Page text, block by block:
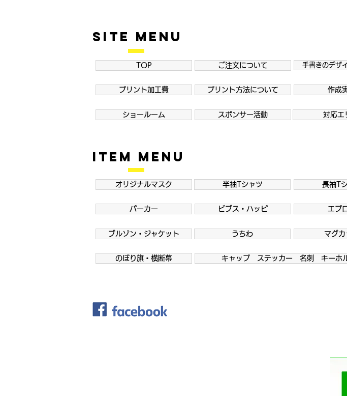
SITE MENU
TOP ご注文について 手書きのデザ
プリント加工費 プリント方法について 作成
ショールーム スポンサー活動 対応エ
ITEM MENU
オリジナルマスク 半袖Tシャツ 長袖T
パーカー ビブス・ハッピ エプ
ブルゾン・ジャケット うちわ マグカ
のぼり旗・横断幕 キャップ ステッカー 名刺 キーホ